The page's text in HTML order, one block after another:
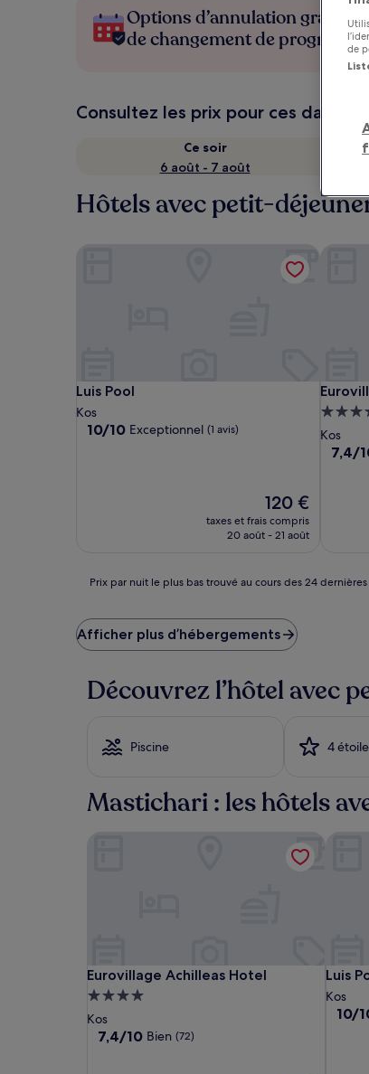
Options d’annulation gratuite
de changement de
Consultez les prix pour ces dates
Ce soir
6 août - 7 août
Hôtels avec petit-
Luis Pool
Luis Pool
Kos
10.0
10/10 Exceptionnel (1 avis)
Le
nouveau
prix
120 €
120 €
taxes et frais compris
20 août - 21 août
4.0
Kos
7.4
7,4/
Prix
nuit
le
plus
trouvé
au
24 dernières
heures
base
disponibilité
sont
susceptibles
Prix par nuit le plus bas trouvé au cours des 24
Afficher plus d’hébergements
Découvrez l’hôtel avec
Piscine 4
Mastichari : les hôtels
Eurovillage
Achilleas
Hotel
Hotel
Eurovillage Achilleas Hotel
Eurovillage Achilleas Hotel
Hébergement
4.0 étoiles
Kos
7.4
7,4/10 Bien (72)
Luis
Pool
Luis
Luis
Kos
10.0
10/
de